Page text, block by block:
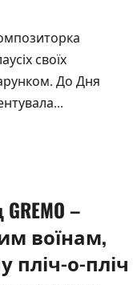
своїх
До Дня
–
воїнам,
пліч-о-пліч